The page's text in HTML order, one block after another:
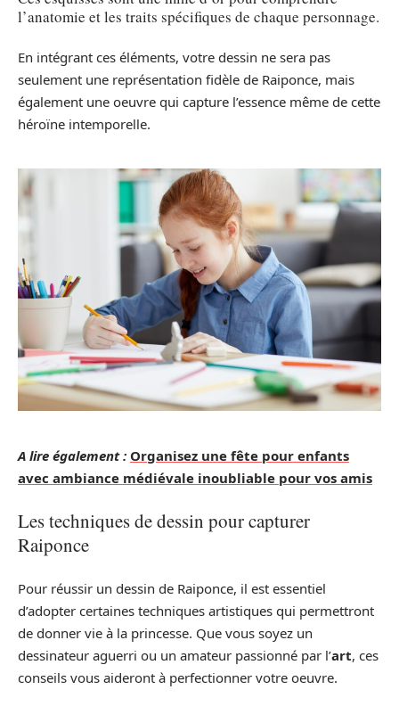
l’anatomie et les traits spécifiques de chaque personnage.
En intégrant ces éléments, votre dessin ne sera pas
seulement une représentation fidèle de Raiponce, mais
également une oeuvre qui capture l’essence même de cette
héroïne intemporelle.
A lire également : Organisez une fête pour enfants
avec ambiance médiévale inoubliable pour vos amis
Les techniques de dessin pour capturer
Raiponce
Pour réussir un dessin de Raiponce, il est essentiel
d’adopter certaines techniques artistiques qui permettront
de donner vie à la princesse. Que vous soyez un
dessinateur aguerri ou un amateur passionné par l’art, ces
conseils vous aideront à perfectionner votre oeuvre.